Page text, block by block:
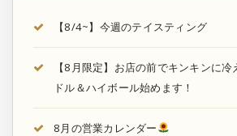
【8/4~】今週のテイスティング
【8月限定】お店の前でキンキンに
ドル＆ハイボール始めます！
8月の営業カレンダー